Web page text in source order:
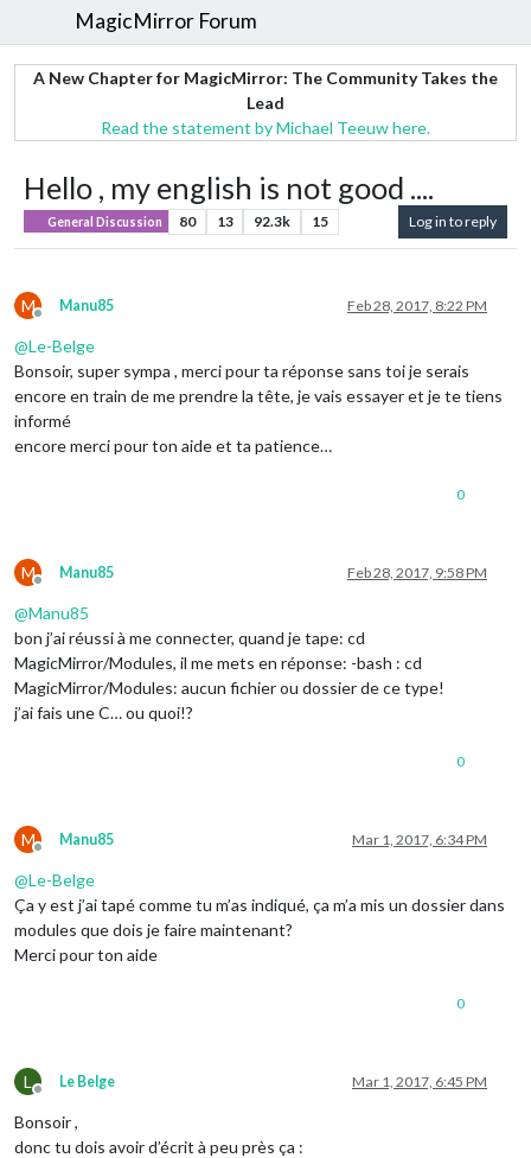
MagicMirror Forum
A New Chapter for MagicMirror: The Community Takes the
Lead
Read the statement by Michael Teeuw here.
Hello , my english is not good ....
General Discussion 80 13 92.3k 15 Log in to reply
M
Offline
Manu85 Feb 28, 2017, 8:22 PM
@Le-Belge
Bonsoir, super sympa , merci pour ta réponse sans toi je serais
encore en train de me prendre la tête, je vais essayer et je te tiens
informé
encore merci pour ton aide et ta patience…
0
M
Offline
Manu85 Feb 28, 2017, 9:58 PM
@Manu85
bon j’ai réussi à me connecter, quand je tape: cd
MagicMirror/Modules, il me mets en réponse: -bash : cd
MagicMirror/Modules: aucun fichier ou dossier de ce type!
j’ai fais une C… ou quoi!?
0
M
Offline
Manu85 Mar 1, 2017, 6:34 PM
@Le-Belge
Ça y est j’ai tapé comme tu m’as indiqué, ça m’a mis un dossier dans
modules que dois je faire maintenant?
Merci pour ton aide
0
L
Offline
Le Belge Mar 1, 2017, 6:45 PM
Bonsoir ,
donc tu dois avoir d’écrit à peu près ça :